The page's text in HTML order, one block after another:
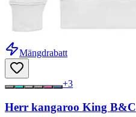
Mängdrabatt
+3
Herr kangaroo King B&C